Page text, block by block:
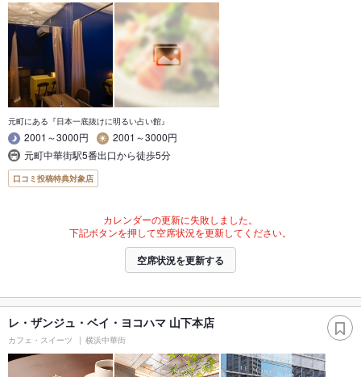
元町にある『日本一底抜けに明るい占い館』
2001～3000円
2001～3000円
元町中華街駅5番出口から徒歩5分
口コミ投稿特典対象店
カレンダーの更新に失敗しました。
下記ボタンを押して空席状況を更新してください。
空席状況を更新する
レ・ザンジュ・ベイ・ヨコハマ 山下本店
カフェ・スイーツ 横浜中華街